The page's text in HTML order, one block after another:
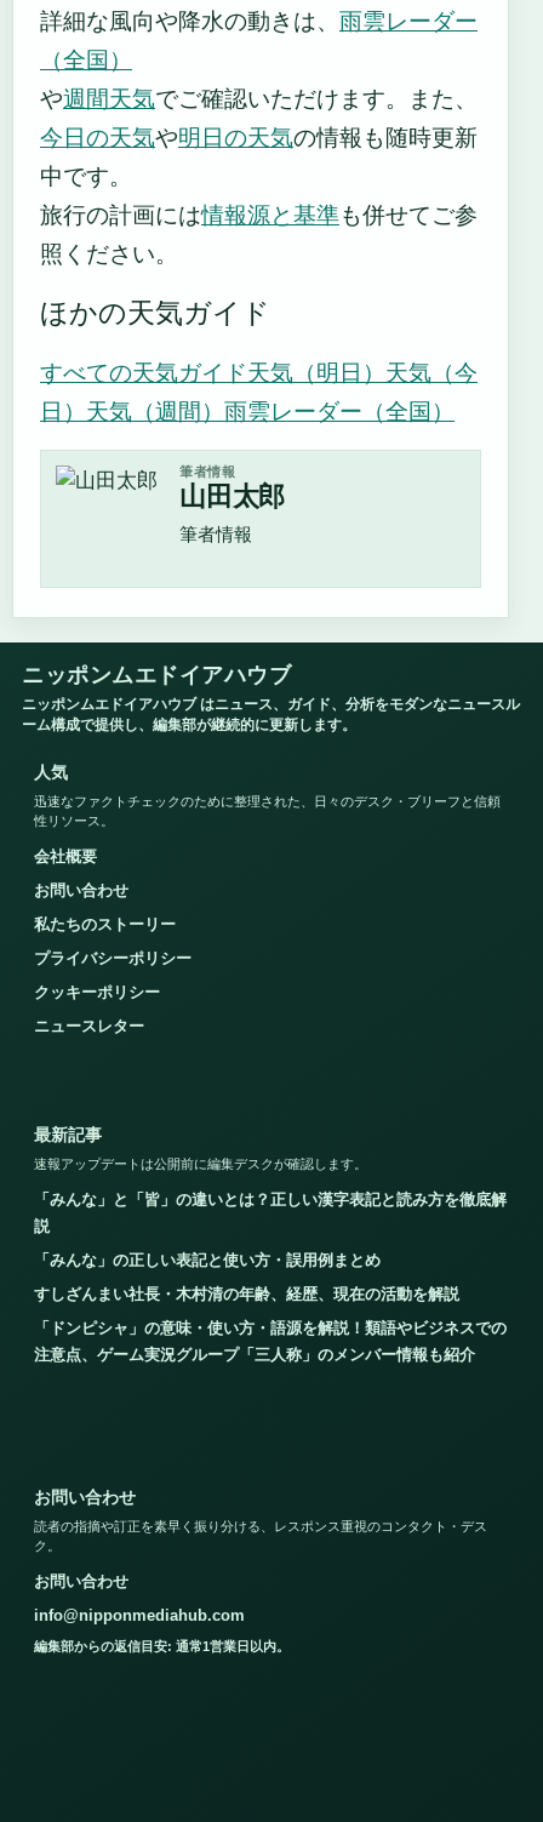
詳細な風向や降水の動きは、 雨雲レーダー
（全国）
や週間天気でご確認いただけます。また、
今日の天気や明日の天気の情報も随時更新
中です。
旅行の計画には情報源と基準も併せてご参
照ください。
ほかの天気ガイド
すべての天気ガイド天気（明日） 天気（今
日） 天気（週間） 雨雲レーダー（全国）
筆者情報
山田太郎
筆者情報
ニッポンムエドイアハウブ
ニッポンムエドイアハウブ はニュース、ガイド、分析をモダンなニュースル
ーム構成で提供し、編集部が継続的に更新します。
人気
迅速なファクトチェックのために整理された、日々のデスク・ブリーフと信頼
性リソース。
会社概要
お問い合わせ
私たちのストーリー
プライバシーポリシー
クッキーポリシー
ニュースレター
最新記事
速報アップデートは公開前に編集デスクが確認します。
「みんな」と「皆」の違いとは？正しい漢字表記と読み方を徹底解
説
「みんな」の正しい表記と使い方・誤用例まとめ
すしざんまい社長・木村清の年齢、経歴、現在の活動を解説
「ドンピシャ」の意味・使い方・語源を解説！類語やビジネスでの
注意点、ゲーム実況グループ「三人称」のメンバー情報も紹介
お問い合わせ
読者の指摘や訂正を素早く振り分ける、レスポンス重視のコンタクト・デス
ク。
お問い合わせ
info@nipponmediahub.com
編集部からの返信目安: 通常1営業日以内。